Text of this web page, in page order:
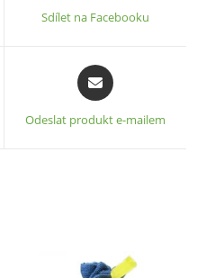
new
Sdílet na Facebooku
Opens
in
new
Odeslat produkt e-mailem